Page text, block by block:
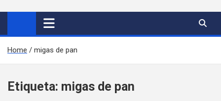
Home migas de pan
Etiqueta: migas de pan